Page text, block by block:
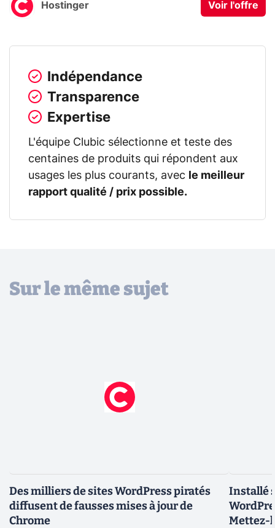
Hostinger Voir l'offre
Indépendance
Transparence
Expertise
L'équipe Clubic sélectionne et teste des
centaines de produits qui répondent aux
usages les plus courants, avec
le meilleur
rapport qualité / prix possible.
Sur le même sujet
Des milliers de sites WordPress piratés
diffusent de fausses mises à jour de
Chrome
Installé
Mettez-